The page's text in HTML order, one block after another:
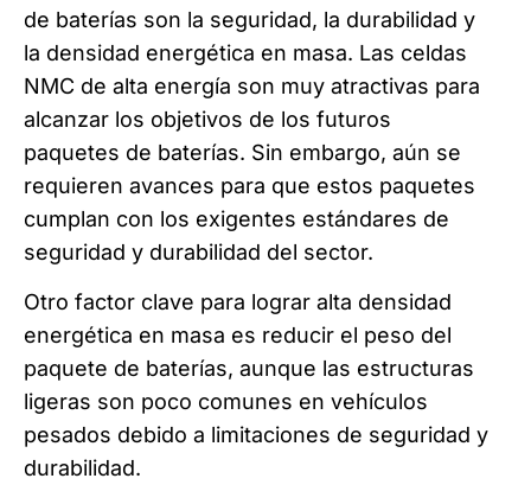
de baterías son la seguridad, la durabilidad y
la densidad energética en masa. Las celdas
NMC de alta energía son muy atractivas para
alcanzar los objetivos de los futuros
paquetes de baterías. Sin embargo, aún se
requieren avances para que estos paquetes
cumplan con los exigentes estándares de
seguridad y durabilidad del sector.
Otro factor clave para lograr alta densidad
energética en masa es reducir el peso del
paquete de baterías, aunque las estructuras
ligeras son poco comunes en vehículos
pesados debido a limitaciones de seguridad y
durabilidad.